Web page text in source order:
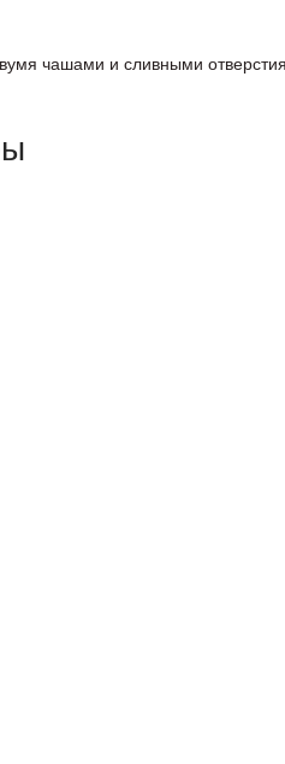
чашами и сливными